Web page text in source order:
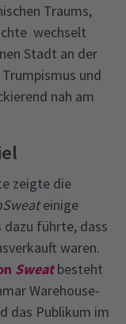
Traums,
wechselt
Stadt an der
und
nah am
zeigte die
einige
dazu führte, dass
waren.
Sweatbesteht
Warehouse-
das Publikum im